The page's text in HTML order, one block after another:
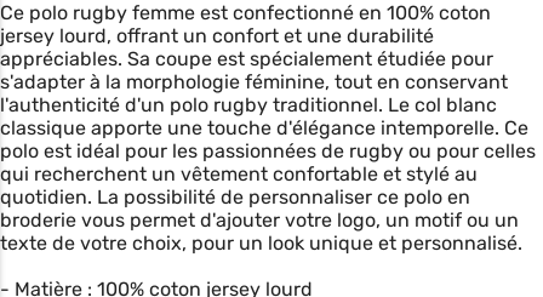
Ce polo rugby femme est confectionné en 100% coton
jersey lourd, offrant un confort et une durabilité
appréciables. Sa coupe est spécialement étudiée pour
s'adapter à la morphologie féminine, tout en conservant
l'authenticité d'un polo rugby traditionnel. Le col blanc
classique apporte une touche d'élégance intemporelle. Ce
polo est idéal pour les passionnées de rugby ou pour celles
qui recherchent un vêtement confortable et stylé au
quotidien. La possibilité de personnaliser ce polo en
broderie vous permet d'ajouter votre logo, un motif ou un
texte de votre choix, pour un look unique et personnalisé.
- Matière : 100% coton jersey lourd